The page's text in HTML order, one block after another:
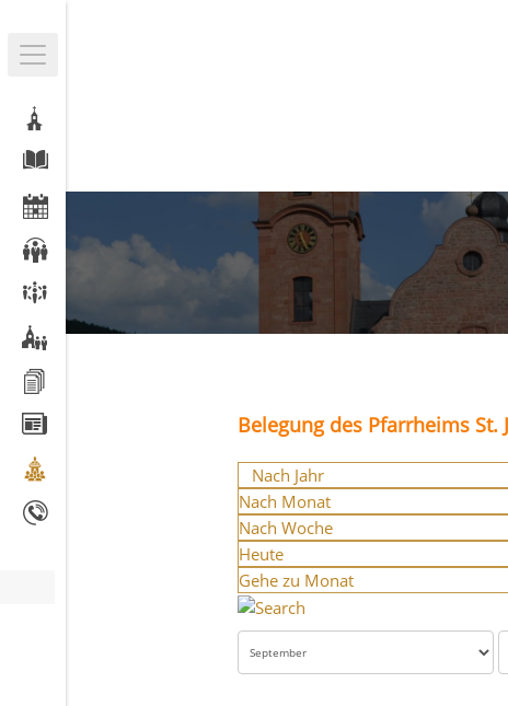
Belegung des Pfarrheims
Nach Jahr
Nach Monat
Nach Woche
Heute
Gehe zu Monat